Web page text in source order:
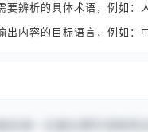
要辨析的具体术语，例如：
出内容的目标语言，例如：